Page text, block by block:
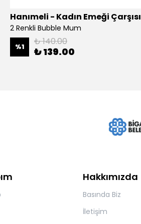
Hanımeli - Kadın Emeği Çarşısı
2 Renkli Bubble Mum
%1 ₺ 140.00
₺ 139.00
Hakkımızda
Basında Biz
İletişim